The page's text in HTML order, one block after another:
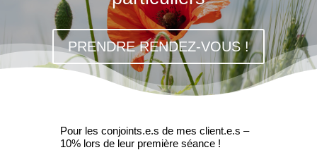
PRENDRE RENDEZ-VOUS !
Pour les conjoints.e.s de mes client.e.s –
10% lors de leur première séance !